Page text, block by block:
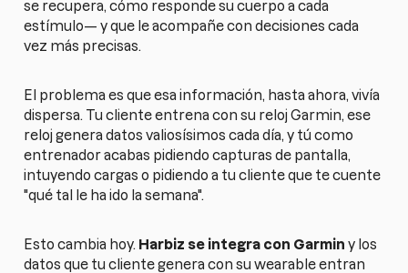
se recupera, cómo responde su cuerpo a cada
estímulo— y que le acompañe con decisiones cada
vez más precisas.
El problema es que esa información, hasta ahora, vivía
dispersa. Tu cliente entrena con su reloj Garmin, ese
reloj genera datos valiosísimos cada día, y tú como
entrenador acabas pidiendo capturas de pantalla,
intuyendo cargas o pidiendo a tu cliente que te cuente
"qué tal le ha ido la semana".
Esto cambia hoy. Harbiz se integra con Garmin y los
datos que tu cliente genera con su wearable entran